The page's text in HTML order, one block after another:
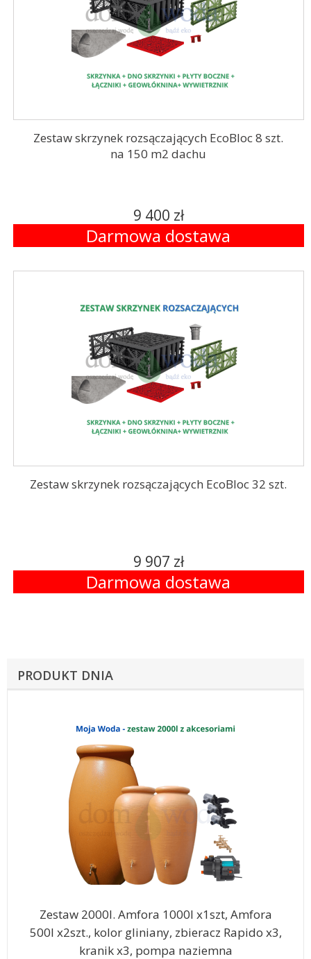
PRODUKT DNIA
Zestaw 2000l. Amfora 1000l x1szt, Amfora
500l x2szt., kolor gliniany, zbieracz Rapido x3,
kranik x3, pompa naziemna
Zestaw skrzynek rozsączających EcoBloc 8 szt.
na 150 m2 dachu
9 400 zł
Darmowa dostawa
Zestaw skrzynek rozsączających EcoBloc 32 szt.
9 907 zł
Darmowa dostawa